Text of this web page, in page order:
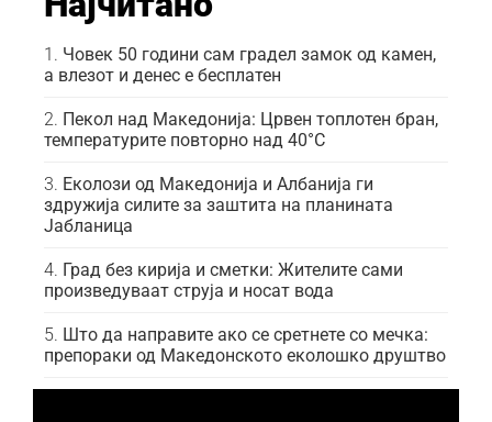
Човек 50 години сам градел замок од камен,
а влезот и денес е бесплатен
Пекол над Македонија: Црвен топлотен бран,
температурите повторно над 40°C
Еколози од Македонија и Албанија ги
здружија силите за заштита на планината
Јабланица
Град без кирија и сметки: Жителите сами
произведуваат струја и носат вода
Што да направите ако се сретнете со мечка:
препораки од Македонското еколошко друштво